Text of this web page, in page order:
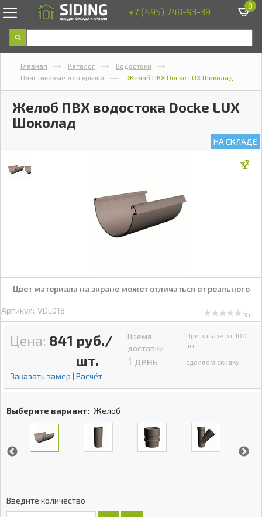
+7 (495) 748-93-39 0
Главная Каталог
Водостоки
Пластиковые для крыши
Желоб ПВХ Docke LUX Шоколад
Желоб ПВХ водостока Docke LUX
Шоколад
НА СКЛАДЕ
Цвет материала на экране может отличаться от реального
Артикул: VDL018 ( 0 )
Цена: 841 руб./
шт.
Заказать замер | Расчёт
Время
доставки
1 день
При заказе от 100
шт
сделаем скидку
Выберите вариант: Желоб
Введите количество